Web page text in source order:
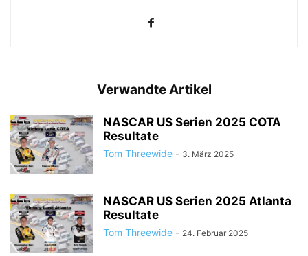
Verwandte Artikel
NASCAR US Serien 2025 COTA
Resultate
Tom Threewide - 3. März 2025
NASCAR US Serien 2025 Atlanta
Resultate
Tom Threewide - 24. Februar 2025